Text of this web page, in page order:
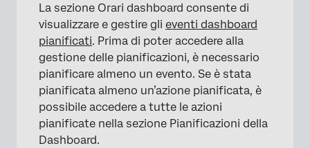
La sezione Orari dashboard consente di
visualizzare e gestire gli eventi dashboard
pianificati. Prima di poter accedere alla
gestione delle pianificazioni, è necessario
pianificare almeno un evento. Se è stata
pianificata almeno un’azione pianificata, è
possibile accedere a tutte le azioni
pianificate nella sezione Pianificazioni della
Dashboard.